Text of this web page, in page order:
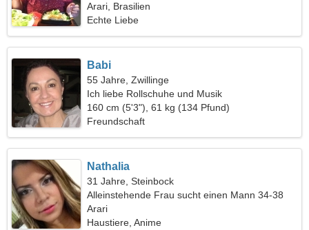
Arari, Brasilien
Echte Liebe
Babi
55 Jahre, Zwillinge
Ich liebe Rollschuhe und Musik
160 cm (5'3"), 61 kg (134 Pfund)
Freundschaft
Nathalia
31 Jahre, Steinbock
Alleinstehende Frau sucht einen Mann 34-38
Arari
Haustiere, Anime